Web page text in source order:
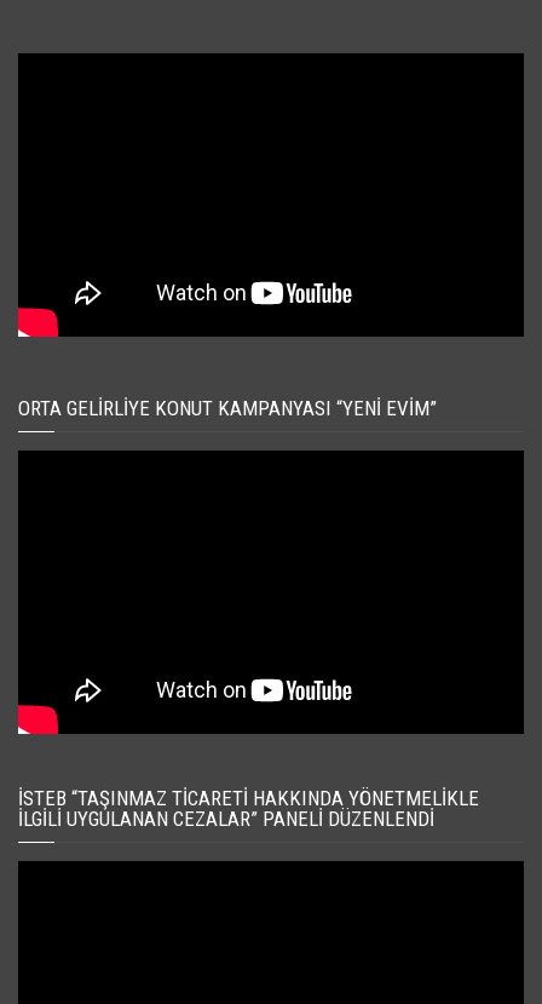
ORTA GELIRLIYE KONUT KAMPANYASI “YENI EVIM”
İSTEB “TAŞINMAZ TICARETI HAKKINDA YÖNETMELIKLE
İLGILI UYGULANAN CEZALAR” PANELI DÜZENLENDI